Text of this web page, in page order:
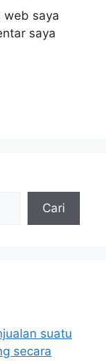
web saya
saya
Cari
suatu
secara